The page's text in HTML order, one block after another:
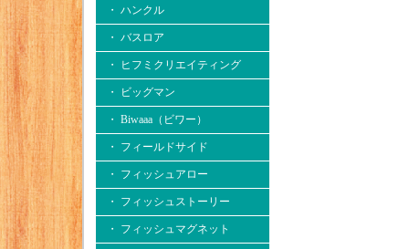
・ ハンクル
・ バスロア
・ ヒフミクリエイティング
・ ビッグマン
・ Biwaaa（ビワー）
・ フィールドサイド
・ フィッシュアロー
・ フィッシュストーリー
・ フィッシュマグネット